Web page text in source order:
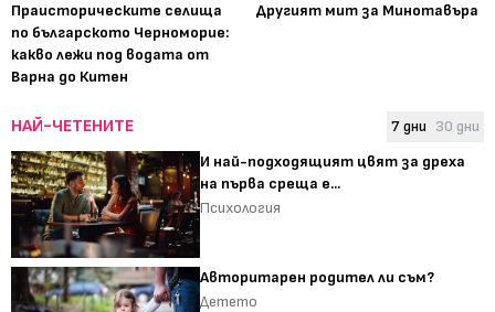
Праисторическите селища
по българското Черноморие:
какво лежи под водата от
Варна до Китен
Другият мит за Минотавъра
НАЙ-ЧЕТЕНИТЕ 7 дни 30 дни
И най-подходящият цвят за дреха
на първа среща е...
Психология
Авторитарен родител ли съм?
Детето